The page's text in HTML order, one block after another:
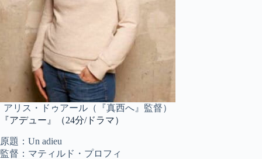
アリス・ドゥアール（『真西へ』監督）
『アデュー』（24分/ドラマ）
原題：Un adieu
監督：マティルド・プロフィ